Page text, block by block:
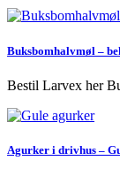
Buksbomhalvmøl –
Bestil Larvex her
Agurker i drivhus –